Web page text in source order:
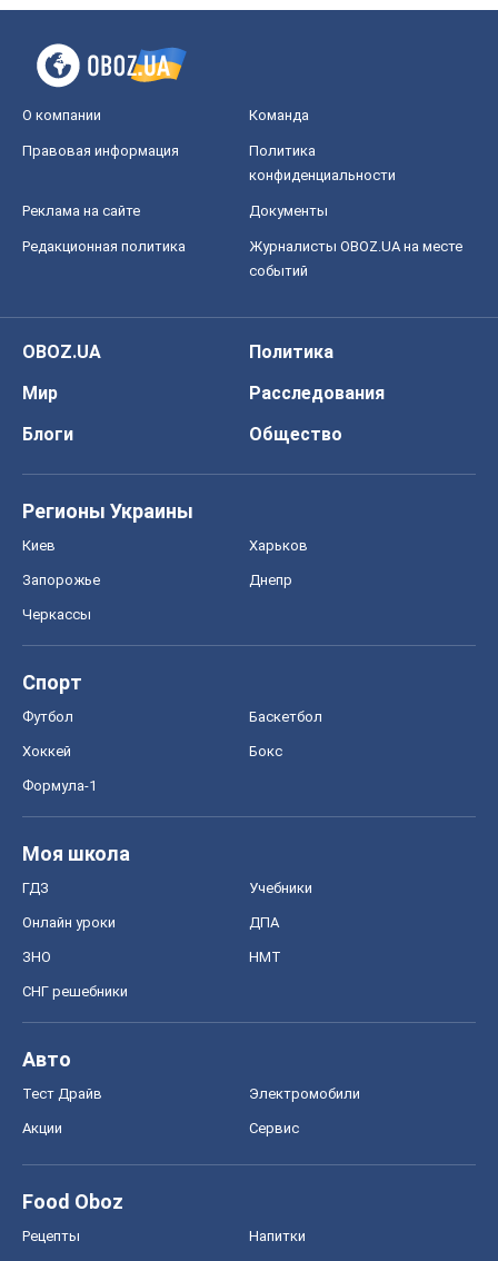
О компании Команда
Правовая информация
Политика
конфиденциальности
Реклама на сайте Документы
Редакционная политика
Журналисты OBOZ.UA на месте
событий
OBOZ.UA
Политика
Мир
Расследования
Блоги
Общество
Регионы Украины
Киев Харьков
Запорожье Днепр
Черкассы
Спорт
Футбол Баскетбол
Хоккей Бокс
Формула-1
Моя школа
ГДЗ Учебники
Онлайн уроки ДПА
ЗНО НМТ
СНГ решебники
Авто
Тест Драйв Электромобили
Акции Сервис
Food Oboz
Рецепты Напитки